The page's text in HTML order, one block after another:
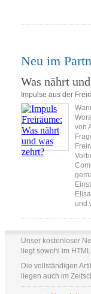
Neu im
Was nährt
Impulse aus der
von
und
Unser kostenloser
liegt sowohl im
Die vollständigen
liegen auch im